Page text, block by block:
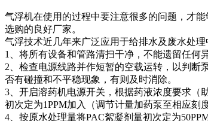
气浮机在使用的过程中要注意很多的问题，才
选购的良好厂家。
气浮技术近几年来广泛应用于给排水及废水处
1、将所有设备和管路清扫干净，不能遗留任何
2、检查电源线路并作短暂的空载运转，以判
否有碰撞和不平稳现象，有则及时消除。
3、开启溶药机电源开关，根据药液浓度要求（
初次定为1PPM加入（调节计量加药泵至相应刻
4、按原水处理量将PAC絮凝剂量初次定为